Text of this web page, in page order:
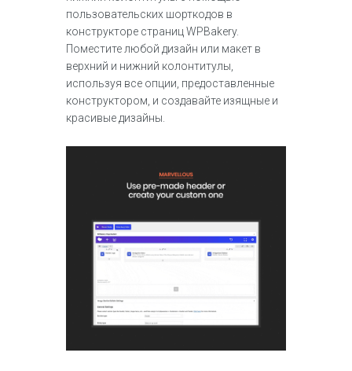
пользовательских шорткодов в
конструкторе страниц WPBakery.
Поместите любой дизайн или макет в
верхний и нижний колонтитулы,
используя все опции, предоставленные
конструктором, и создавайте изящные и
красивые дизайны.